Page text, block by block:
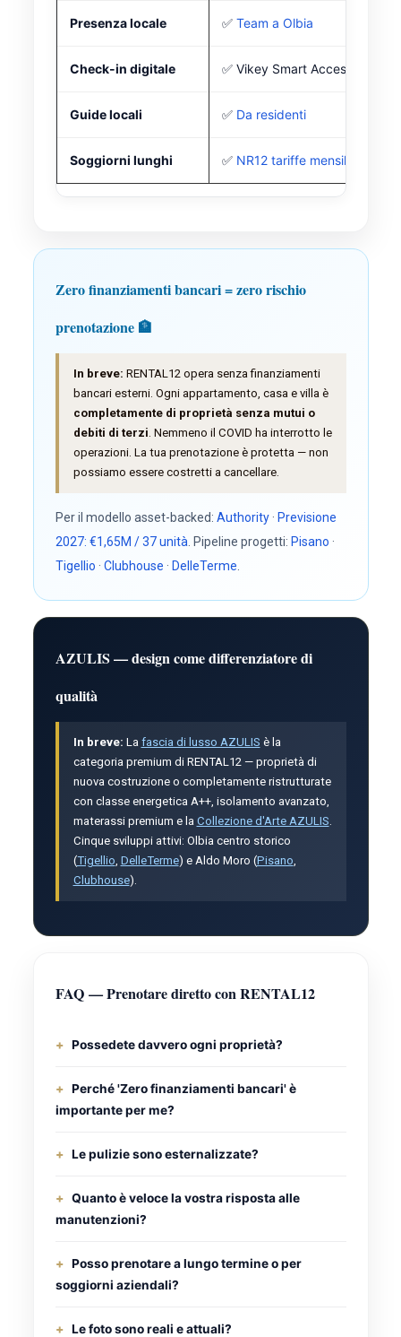
Presenza locale ✅ Team a Olbia
Check-in digitale ✅ Vikey Smart Access
Guide locali ✅ Da residenti
Soggiorni lunghi ✅ NR12 tariffe mensili
Zero finanziamenti bancari = zero rischio
prenotazione 🏦
In breve: RENTAL12 opera senza finanziamenti
bancari esterni. Ogni appartamento, casa e villa è
completamente di proprietà senza mutui o
debiti di terzi. Nemmeno il COVID ha interrotto le
operazioni. La tua prenotazione è protetta — non
possiamo essere costretti a cancellare.
Per il modello asset-backed: Authority· Previsione
2027: €1,65M / 37 unità . Pipeline progetti: Pisano ·
Tigellio · Clubhouse · DelleTerme
AZULIS — design come differenziatore di
qualità
In breve: La fascia di lusso AZULIS è la
categoria premium di RENTAL12 — proprietà di
nuova costruzione o completamente ristrutturate
con classe energetica A++, isolamento avanzato,
materassi premium e la Collezione d'Arte AZULIS.
Cinque sviluppi attivi: Olbia centro storico
(Tigellio, DelleTerme) e Aldo Moro (Pisano,
Clubhouse).
FAQ — Prenotare diretto con RENTAL12
Possedete davvero ogni proprietà?
Perché 'Zero finanziamenti bancari' è
importante per me?
Le pulizie sono esternalizzate?
Quanto è veloce la vostra risposta alle
manutenzioni?
Posso prenotare a lungo termine o per
soggiorni aziendali?
Le foto sono reali e attuali?